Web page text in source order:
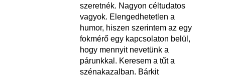
szeretnék. Nagyon céltudatos
vagyok. Elengedhetetlen a
humor, hiszen szerintem az egy
fokmérő egy kapcsolaton belül,
hogy mennyit nevetünk a
párunkkal. Keresem a tűt a
szénakazalban. Bárkit